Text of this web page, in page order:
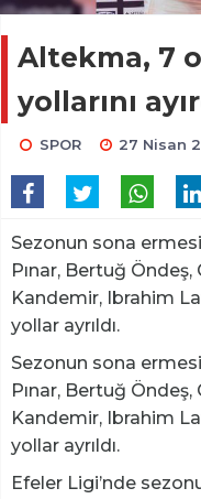
Altekma, 7
yollarını
SPOR 27 Nisan
Sezonun sona
Pınar, Bertuğ
Kandemir, Ibrahim
yollar ayrıldı.
Sezonun sona
Pınar, Bertuğ
Kandemir, Ibrahim
yollar ayrıldı.
Efeler Ligi’nde